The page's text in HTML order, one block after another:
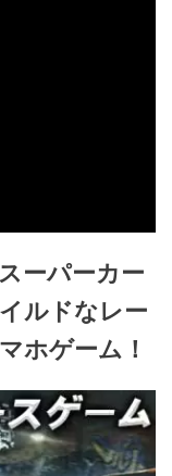
ーパーカー
ルドなレー
ホゲーム！